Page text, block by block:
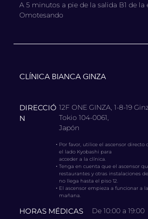
A 5 minutos a pie de la salida B1 de la
Omotesando
CLÍNICA BIANCA GINZA
DIRECCIÓ
N
12F ONE GINZA, 1-8-19
Tokio 104-0061,
Japón
・ Por favor, utilice el ascensor directo
el lado Kyobashi para
acceder a la clínica.
・Tenga en cuenta que el ascensor
restaurantes y otras instalaciones
no llega hasta el piso 12.
・ El ascensor empieza a funcionar a
mañana.
HORAS MÉDICAS De 10:00 a 19:00